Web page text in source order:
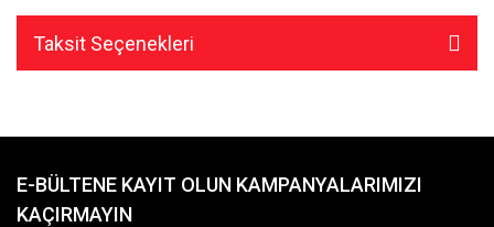
Taksit Seçenekleri
E-BÜLTENE KAYIT OLUN KAMPANYALARIMIZI
KAÇIRMAYIN